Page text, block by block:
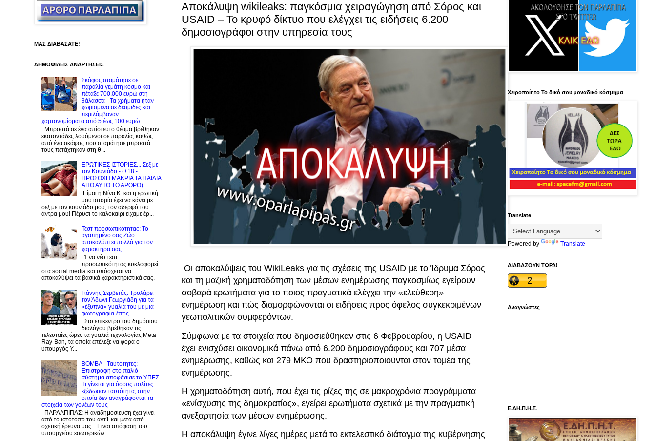
Αποκάλυψη wikileaks: παγκόσμια χειραγώγηση από Σόρος και
USAID – Το κρυφό δίκτυο που ελέγχει τις ειδήσεις 6.200
δημοσιογράφοι στην υπηρεσία τους
Οι αποκαλύψεις του WikiLeaks για τις σχέσεις της USAID με το Ίδρυμα Σόρος
και τη μαζική χρηματοδότηση των μέσων ενημέρωσης παγκοσμίως εγείρουν
σοβαρά ερωτήματα για το ποιος πραγματικά ελέγχει την «ελεύθερη»
ενημέρωση και πώς διαμορφώνονται οι ειδήσεις προς όφελος συγκεκριμένων
γεωπολιτικών συμφερόντων.
Σύμφωνα με τα στοιχεία που δημοσιεύθηκαν στις 6 Φεβρουαρίου, η USAID
έχει ενισχύσει οικονομικά πάνω από 6.200 δημοσιογράφους και 707 μέσα
ενημέρωσης, καθώς και 279 ΜΚΟ που δραστηριοποιούνται στον τομέα της
ενημέρωσης.
Η χρηματοδότηση αυτή, που έχει τις ρίζες της σε μακροχρόνια προγράμματα
«ενίσχυσης της δημοκρατίας», εγείρει ερωτήματα σχετικά με την πραγματική
ανεξαρτησία των μέσων ενημέρωσης.
Η αποκάλυψη έγινε λίγες ημέρες μετά το εκτελεστικό διάταγμα της κυβέρνησης
ΜΑΣ ΔΙΑΒΑΣΑΤΕ!
ΔΗΜΟΦΙΛΕΙΣ ΑΝΑΡΤΗΣΕΙΣ
Σκάφος σταμάτησε σε
παραλία γεμάτη κόσμο και
πέταξε 700.000 ευρώ στη
θάλασσα - Τα χρήματα ήταν
χωρισμένα σε δεσμίδες και
περιλάμβαναν
χαρτονομίσματα από 5 έως 100 ευρώ
Μπροστά σε ένα απίστευτο θέαμα βρέθηκαν
εκατοντάδες λουόμενοι σε παραλία, καθώς
από ένα σκάφος που σταμάτησε μπροστά
τους πετάχτηκαν στη θ...
ΕΡΩΤΙΚΕΣ ΙΣΤΟΡΙΕΣ... Σεξ με
τον Kουνιάδο - (+18 -
ΠΡΟΣΟΧΗ ΜΑΚΡΙΑ ΤΑ ΠΑΙΔΙΑ
ΑΠΟ ΑΥΤΟ ΤΟ ΑΡΘΡΟ)
Είμαι η Νίνα Κ. και η ερωτική
μου ιστορία έχει να κάνει με
σεξ με τον κουνιάδο μου, τον αδερφό του
άντρα μου! Πέρυσι το καλοκαίρι είχαμε έρ...
Τεστ προσωπικότητας: Το
αγαπημένο σας Zώο
αποκαλύπτει πολλά για τον
χαρακτήρα σας
Ένα νέο τεστ
προσωπικότητας κυκλοφορεί
στα social media και υπόσχεται να
αποκαλύψει τα βασικά χαρακτηριστικά σας.
Γιάννης Σερβετάς: Τρολάρει
τον Άδωνι Γεωργιάδη για τα
«έξυπνα» γυαλιά του με μια
φωτογραφία-έπος
Στο επίκεντρο του δημόσιου
διαλόγου βρέθηκαν τις
τελευταίες ώρες τα γυαλιά τεχνολογίας Meta
Ray-Ban, τα οποία επέλεξε να φορά ο
υπουργός Υ...
BOMBA - Ταυτότητες:
Eπιστροφή στο παλιό
σύστημα αποφάσισε το ΥΠΕΣ
Τι γίνεται για όσους πολίτες
εξέδωσαν ταυτότητα, στην
οποία δεν αναγράφονται τα
στοιχεία των γονέων τους
ΠΑΡΛΑΠΙΠΑΣ: Η αναδημοσίευση έχει γίνει
από το ιστότοπο του αντ1 και μετά από
σχετική έρευνα μας... Είναι απόφαση του
υπουργείου εσωτερικών...
Χειροποίητο Το δικό σου μοναδικό κόσμημα
Translate
Powered by Translate
ΔΙΑΒΑΖΟΥΝ ΤΩΡΑ!
Αναγνώστες
Ε.ΔΗ.Π.Η.Τ.